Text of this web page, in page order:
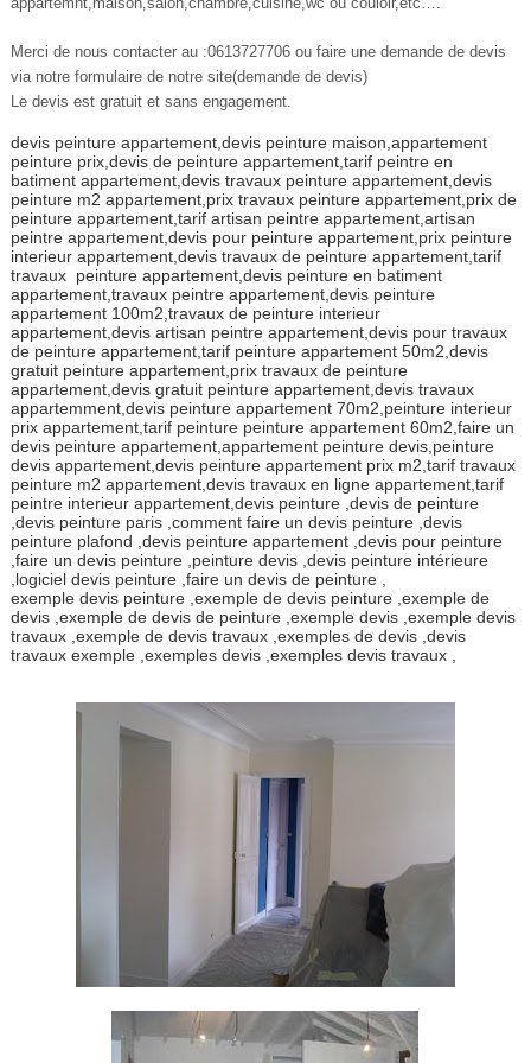
Merci de nous contacter au :0613727706 ou faire une demande de devis
via notre formulaire de notre site(demande de devis)
Le devis est gratuit et sans engagement.
devis peinture appartement,devis peinture maison,appartement
peinture prix,devis de peinture appartement,tarif peintre en
batiment appartement,devis travaux peinture appartement,devis
peinture m2 appartement,prix travaux peinture appartement,prix de
peinture appartement,tarif artisan peintre appartement,artisan
peintre appartement,devis pour peinture appartement,prix peinture
interieur appartement,devis travaux de peinture appartement,tarif
travaux peinture appartement,devis peinture en batiment
appartement,travaux peintre appartement,devis peinture
appartement 100m2,travaux de peinture interieur
appartement,devis artisan peintre appartement,devis pour travaux
de peinture appartement,tarif peinture appartement 50m2,devis
gratuit peinture appartement,prix travaux de peinture
appartement,devis gratuit peinture appartement,devis travaux
appartemment,devis peinture appartement 70m2,peinture interieur
prix appartement,tarif peinture peinture appartement 60m2,faire un
devis peinture appartement,appartement peinture devis,peinture
devis appartement,devis peinture appartement prix m2,tarif travaux
peinture m2 appartement,devis travaux en ligne appartement,tarif
peintre interieur appartement,devis peinture ,devis de peinture
,devis peinture paris ,comment faire un devis peinture ,devis
peinture plafond ,devis peinture appartement ,devis pour peinture
,faire un devis peinture ,peinture devis ,devis peinture intérieure
,logiciel devis peinture ,faire un devis de peinture ,
exemple devis peinture ,exemple de devis peinture ,exemple de
devis ,exemple de devis de peinture ,exemple devis ,exemple devis
travaux ,exemple de devis travaux ,exemples de devis ,devis
travaux exemple ,exemples devis ,exemples devis travaux ,